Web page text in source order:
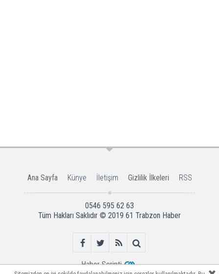
Ana Sayfa Künye İletişim Gizlilik İlkeleri RSS
0546 595 62 63
Tüm Hakları Saklıdır © 2019 61 Trabzon Haber
Haber Scripti